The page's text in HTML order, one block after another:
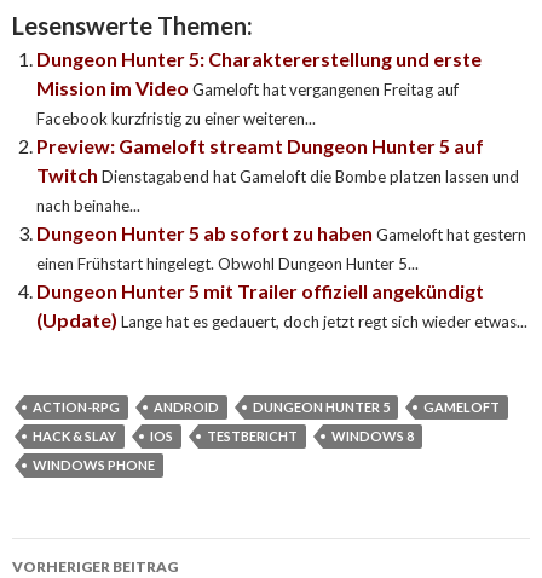
Lesenswerte Themen:
Dungeon Hunter 5: Charaktererstellung und erste
Mission im Video Gameloft hat vergangenen Freitag auf
Facebook kurzfristig zu einer weiteren...
Preview: Gameloft streamt Dungeon Hunter 5 auf
Twitch Dienstagabend hat Gameloft die Bombe platzen lassen und
nach beinahe...
Dungeon Hunter 5 ab sofort zu haben Gameloft hat gestern
einen Frühstart hingelegt. Obwohl Dungeon Hunter 5...
Dungeon Hunter 5 mit Trailer offiziell angekündigt
(Update) Lange hat es gedauert, doch jetzt regt sich wieder etwas...
ACTION-RPG ANDROID DUNGEON HUNTER 5
GAMELOFT
HACK & SLAY
IOS TESTBERICHT
WINDOWS 8
WINDOWS PHONE
VORHERIGER BEITRAG